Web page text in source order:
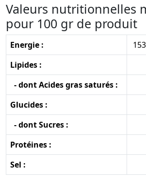
Valeurs nutritionnelles
pour 100 gr de produit
Energie :
Lipides :
- dont Acides gras saturés :
Glucides :
- dont Sucres :
Protéines :
Sel :